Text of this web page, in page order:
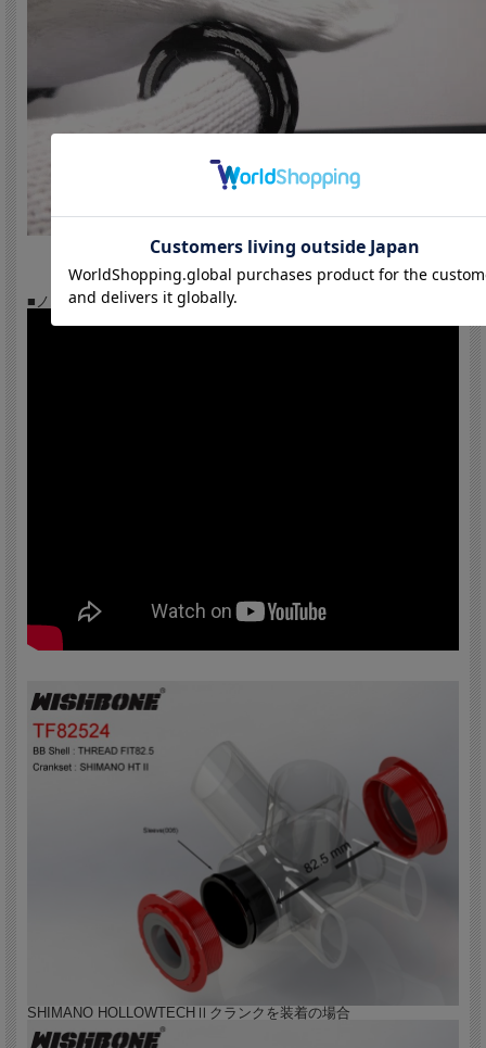
適合クランク：SHIMANO HOLLOWTECH Ⅱ / SRAM GXP
対応フレーム例：COLNAGO
対応BBサイズ：内径M45×1mm / シェル幅82.5mm
ベアリング素材：Jtekt ONI Ceramic Bearing
本体素材：6061 T6. FULL CNC-MACHINED
重量：100g
組み付け工具：WISHBONE WRENCH-005、もしくはSHIMANO
HOLOOWTECHⅡ用の製品をご使用下さい。
■ノーマルベアリングとONIベアリングの回転性能比較です。
SHIMANO HOLLOWTECHⅡクランクを装着の場合